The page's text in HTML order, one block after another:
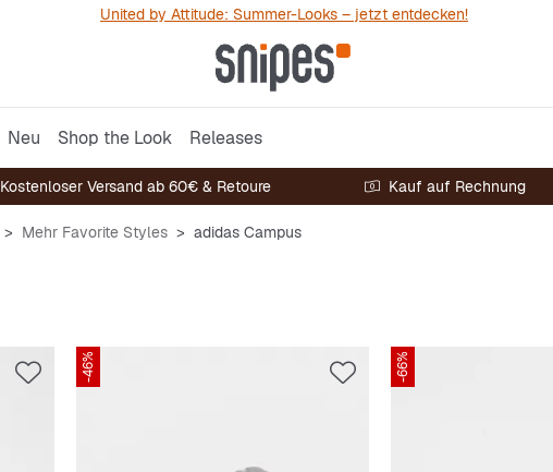
United by Attitude: Summer-Looks – jetzt entdecken!
Neu Shop the Look Releases
Kostenloser Versand ab 60€ & Retoure Kauf auf Rechnung
Mehr Favorite Styles adidas Campus
-46% -66%